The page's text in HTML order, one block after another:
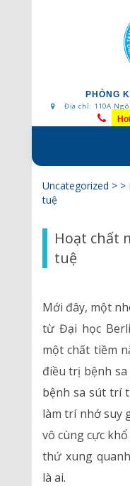
PHÒNG
Địa chỉ: 110A
Uncategorized > >
tuệ
Hoạt chất
tuệ
Mới đây, một
từ Đại học
một chất tiềm
điều trị bệnh
bệnh sa sút trí
làm trí nhớ suy
vô cùng cực
thứ xung
là ai.